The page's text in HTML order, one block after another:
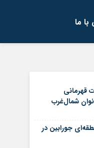
ما
قهرمانی
شمال‌غرب
جورابین در